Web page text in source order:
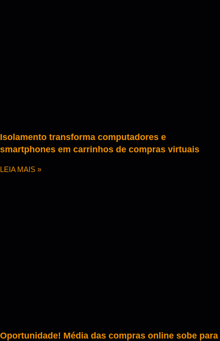
Isolamento transforma computadores e
smartphones em carrinhos de compras virtuais
LEIA MAIS »
Oportunidade! Média das compras online sobe para